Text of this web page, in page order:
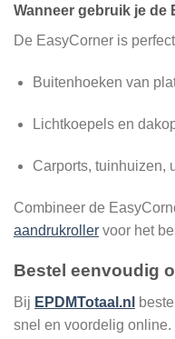
Wanneer gebruik je de
De EasyCorner is
Buitenhoeken van
Lichtkoepels en
Carports, tuinhuizen,
Combineer de
aandrukroller voor het
Bestel eenvoudig
Bij EPDMTotaal.nl
snel en voordelig